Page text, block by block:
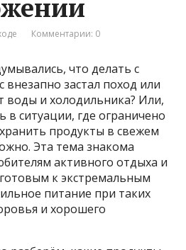
Комментарии: 0
что делать с
внезапно застал поход или
воды и холодильника? Или,
в ситуации, где ограничено
продукты в свежем
Эта тема знакома
активного отдыха и
к экстремальным
питание при таких
и хорошего